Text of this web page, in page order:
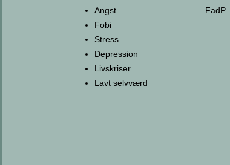
Angst
Fobi
Stress
Depression
Livskriser
Lavt selvværd
FadP